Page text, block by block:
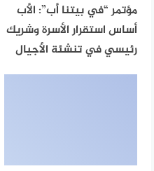
مؤتمر “في بيتنا أب”: الأب
أساس استقرار الأسرة وشريك
رئيسي في تنشئة الأجيال